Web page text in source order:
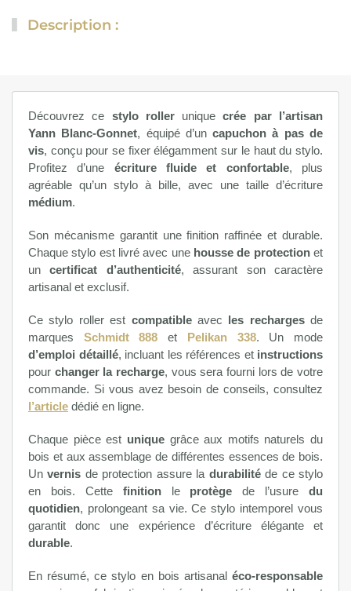
Description :
Découvrez ce stylo roller unique crée par l’artisan
Yann Blanc-Gonnet, équipé d’uncapuchon à pas de
vis, conçu pour se fixer élégamment sur le haut du stylo.
Profitez d’une écriture fluide et confortable, plus
agréable qu’un stylo à bille, avec une taille d’écriture
médium.
Son mécanisme garantit une finition raffinée et durable.
Chaque stylo est livré avec une housse de protectionet
uncertificat d’authenticité, assurant son caractère
artisanal et exclusif.
Ce stylo roller est compatibleavec les rechargesde
marques Schmidt 888 et Pelikan 338. Un mode
d’emploi détaillé, incluant les références et instructions
pour changer la recharge, vous sera fourni lors de votre
commande. Si vous avez besoin de conseils, consultez
l’article dédié en ligne.
Chaque pièce est uniquegrâce aux motifs naturels du
bois et aux assemblage de différentes essences de bois.
Unvernis de protection assure la durabilitéde ce stylo
en bois. Cette finitionle protège de l’usure du
quotidien, prolongeant sa vie. Ce stylo intemporel vous
garantit donc une expérience d’écriture élégante et
durable.
En résumé, ce stylo en bois artisanal éco-responsable